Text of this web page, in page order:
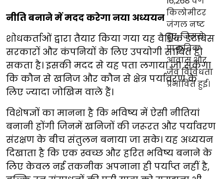
नीति बनाने में मदद करेगा नया अध्ययन
शोधकर्ताओं द्वारा तैयार किया गया यह वैश्विक डेटाबेस
सरकारों और कंपनियों के लिए उपयोगी साबित हो
सकता है। इसकी मदद से यह पता लगाया जा सकेगा
कि कौन से खनिज और कौन से क्षेत्र पर्यावरण के
लिए ज्यादा जोखिम वाले हैं।
विशेषज्ञों का मानना है कि भविष्य में ऐसी नीतियां
बनानी होंगी जिनमें खनिजों की जरूरत और पर्यावरण
संरक्षण के बीच संतुलन बनाया जा सके। यह अध्ययन
दिखाता है कि एक स्वच्छ और हरित भविष्य बनाने के
लिए केवल नई तकनीक अपनाना ही पर्याप्त नहीं है,